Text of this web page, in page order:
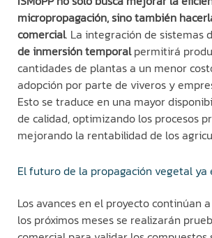
micropropagación, sino también
comercial. La integración de sistemas
de inmersióntemporalpermitirá
cantidades de plantas a un menor
adopción por parte de viveros y
Esto se traduce en una mayor
de calidad, optimizando los procesos
mejorando la rentabilidad de los
El futuro de la propagación vegetal ya
Los avances en el proyecto continúan
los próximos meses se realizarán